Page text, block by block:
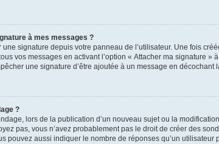
à mes messages ?
une signature depuis votre panneau de l’utilisateur. Une fois
vos messages en activant l’option « Attacher ma signature »
une signature d’être ajoutée à un message en décochant
?
lors de la publication d’un nouveau sujet ou la
pas, vous n’avez probablement pas le droit de créer des
pouvez aussi indiquer le nombre de réponses qu’un